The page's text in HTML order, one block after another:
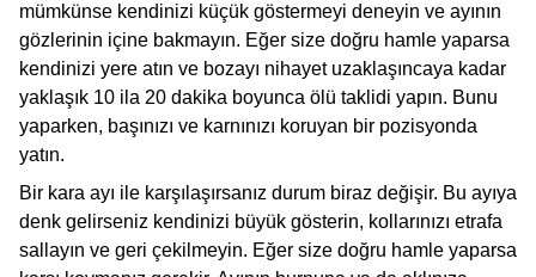
mümkünse kendinizi küçük göstermeyi deneyin ve ayının
gözlerinin içine bakmayın. Eğer size doğru hamle yaparsa
kendinizi yere atın ve bozayı nihayet uzaklaşıncaya kadar
yaklaşık 10 ila 20 dakika boyunca ölü taklidi yapın. Bunu
yaparken, başınızı ve karnınızı koruyan bir pozisyonda
yatın.
Bir kara ayı ile karşılaşırsanız durum biraz değişir. Bu ayıya
denk gelirseniz kendinizi büyük gösterin, kollarınızı etrafa
sallayın ve geri çekilmeyin. Eğer size doğru hamle yaparsa